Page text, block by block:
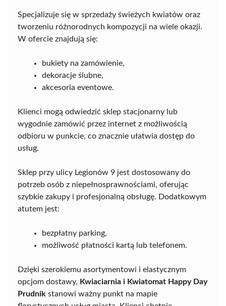
Specjalizuje się w sprzedaży świeżych kwiatów oraz
tworzeniu różnorodnych kompozycji na wiele okazji.
W ofercie znajdują się:
bukiety na zamówienie,
dekoracje ślubne,
akcesoria eventowe.
Klienci mogą odwiedzić sklep stacjonarny lub
wygodnie zamówić przez internet z możliwością
odbioru w punkcie, co znacznie ułatwia dostęp do
usług.
Sklep przy ulicy Legionów 9 jest dostosowany do
potrzeb osób z niepełnosprawnościami, oferując
szybkie zakupy i profesjonalną obsługę. Dodatkowym
atutem jest:
bezpłatny parking,
możliwość płatności kartą lub telefonem.
Dzięki szerokiemu asortymentowi i elastycznym
opcjom dostawy, Kwiaciarnia i Kwiatomat Happy Day
Prudnik stanowi ważny punkt na mapie